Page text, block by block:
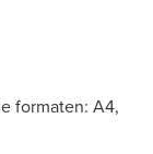
formaten: A4,